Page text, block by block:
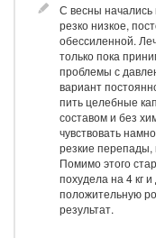
С весны
резко низкое,
обессиленной.
только пока
проблемы с
вариант
пить целебные
составом и без
чувствовать
резкие перепады,
Помимо этого
похудела на 4 кг
положительную
результат.